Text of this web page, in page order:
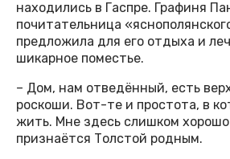
находились в Гаспре. Графиня
почитательница
предложила для его отдыха и
шикарное поместье.
– Дом, нам отведённый, есть
роскоши. Вот-те и простота, в
жить. Мне здесь слишком хорошо
признаётся Толстой родным.